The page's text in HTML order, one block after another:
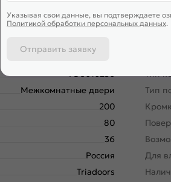
FD6010230
Межкомнатные двери
200
80
36
Россия
Triadoors
Тип
Тип
Для
Указывая свои данные, вы подтверждаете
Политикой обработки персональных данных.
Отправить заявку